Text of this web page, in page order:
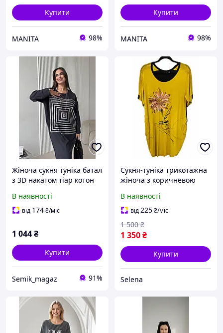
Купити
MANITA 98%
Купити
MANITA 98%
Жіноча сукня туніка батал
з 3D накатом тіар котон
В наявності
від 174₴/міс
1 044₴
Купити
Semik_magaz 91%
Сукня-туніка трикотажна
жіноча з коричневою
Туреччина, Maxlive 50 (1)
Гірчичний
В наявності
від225₴/міс
1 350₴
1 500 ₴
Купити
Selena